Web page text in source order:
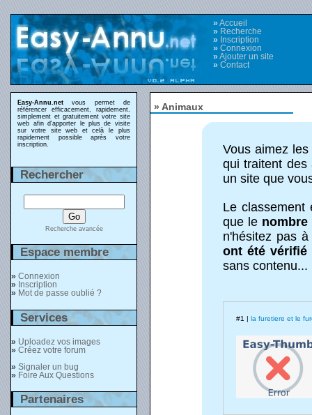
»Accueil
» Recherche
» Inscription
» Connexion
»Ajouter un site
» Contact
Easy-Annu.net vous permet de
référencer efficacement, rapidement,
simplement et gratuitement votre site
web afin d'apporter le plus de visite
sur votre site web et celà le plus
rapidement possible après votre
inscription.
Rechercher
Recherche avancée
Espace membre
» Connexion
» Inscription
» Mot de passe oublié ?
Services
» Uploadez vos images
» Créez votre forum
» Signaler un bug
» Foire Aux Questions
Partenaires
» Animaux
Vous aimez
qui traitent des
un site que
Le
que le nombre
n'hésitez pas
ont été vérifié
sans contenu...
#1 | la furetiere et le